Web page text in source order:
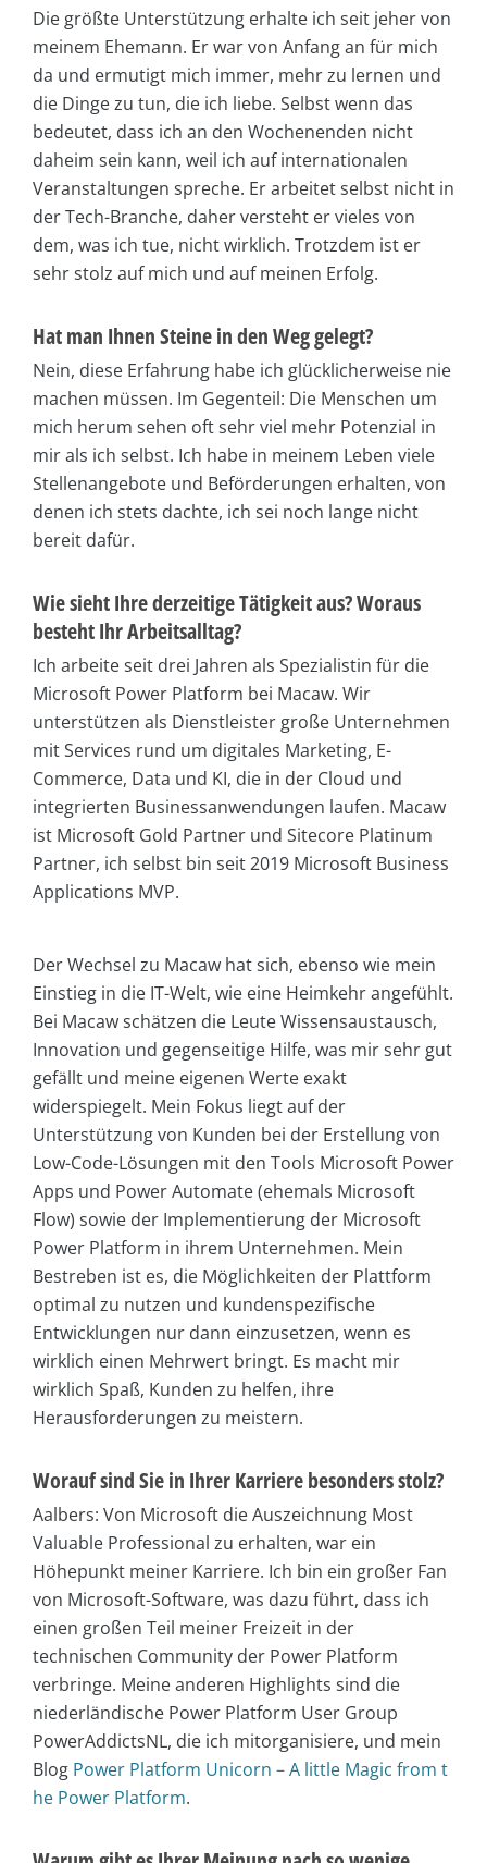
Die größte Unterstützung erhalte ich seit jeher von
meinem Ehemann. Er war von Anfang an für mich
da und ermutigt mich immer, mehr zu lernen und
die Dinge zu tun, die ich liebe. Selbst wenn das
bedeutet, dass ich an den Wochenenden nicht
daheim sein kann, weil ich auf internationalen
Veranstaltungen spreche. Er arbeitet selbst nicht in
der Tech-Branche, daher versteht er vieles von
dem, was ich tue, nicht wirklich. Trotzdem ist er
sehr stolz auf mich und auf meinen Erfolg.
Hat man Ihnen Steine in den Weg gelegt?
Nein, diese Erfahrung habe ich glücklicherweise nie
machen müssen. Im Gegenteil: Die Menschen um
mich herum sehen oft sehr viel mehr Potenzial in
mir als ich selbst. Ich habe in meinem Leben viele
Stellenangebote und Beförderungen erhalten, von
denen ich stets dachte, ich sei noch lange nicht
bereit dafür.
Wie sieht Ihre derzeitige Tätigkeit aus? Woraus
besteht Ihr Arbeitsalltag?
Ich arbeite seit drei Jahren als Spezialistin für die
Microsoft Power Platform bei Macaw. Wir
unterstützen als Dienstleister große Unternehmen
mit Services rund um digitales Marketing, E-
Commerce, Data und KI, die in der Cloud und
integrierten Businessanwendungen laufen. Macaw
ist Microsoft Gold Partner und Sitecore Platinum
Partner, ich selbst bin seit 2019 Microsoft Business
Applications MVP.
Der Wechsel zu Macaw hat sich, ebenso wie mein
Einstieg in die IT-Welt, wie eine Heimkehr angefühlt.
Bei Macaw schätzen die Leute Wissensaustausch,
Innovation und gegenseitige Hilfe, was mir sehr gut
gefällt und meine eigenen Werte exakt
widerspiegelt. Mein Fokus liegt auf der
Unterstützung von Kunden bei der Erstellung von
Low-Code-Lösungen mit den Tools Microsoft Power
Apps und Power Automate (ehemals Microsoft
Flow) sowie der Implementierung der Microsoft
Power Platform in ihrem Unternehmen. Mein
Bestreben ist es, die Möglichkeiten der Plattform
optimal zu nutzen und kundenspezifische
Entwicklungen nur dann einzusetzen, wenn es
wirklich einen Mehrwert bringt. Es macht mir
wirklich Spaß, Kunden zu helfen, ihre
Herausforderungen zu meistern.
Worauf sind Sie in Ihrer Karriere besonders stolz?
Aalbers: Von Microsoft die Auszeichnung Most
Valuable Professional zu erhalten, war ein
Höhepunkt meiner Karriere. Ich bin ein großer Fan
von Microsoft-Software, was dazu führt, dass ich
einen großen Teil meiner Freizeit in der
technischen Community der Power Platform
verbringe. Meine anderen Highlights sind die
niederländische Power Platform User Group
PowerAddictsNL, die ich mitorganisiere, und mein
Blog Power Platform Unicorn – A little Magic from t
he Power Platform.